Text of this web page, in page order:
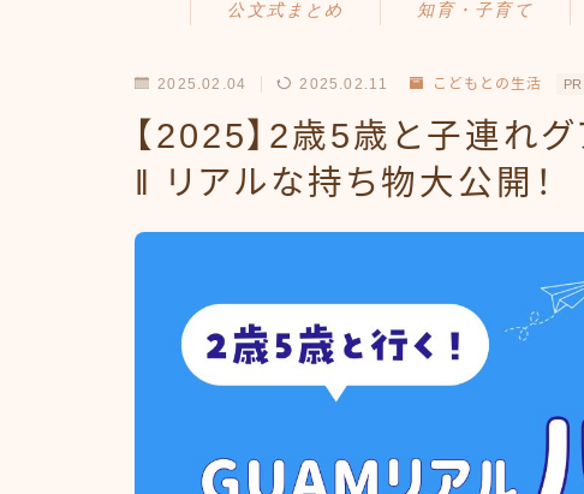
公文式まとめ 知育・子育て
2025.02.04 2025.02.11 こどもとの生活 PR
【2025】2歳5歳と子連れ
‖ リアルな持ち物大公開！